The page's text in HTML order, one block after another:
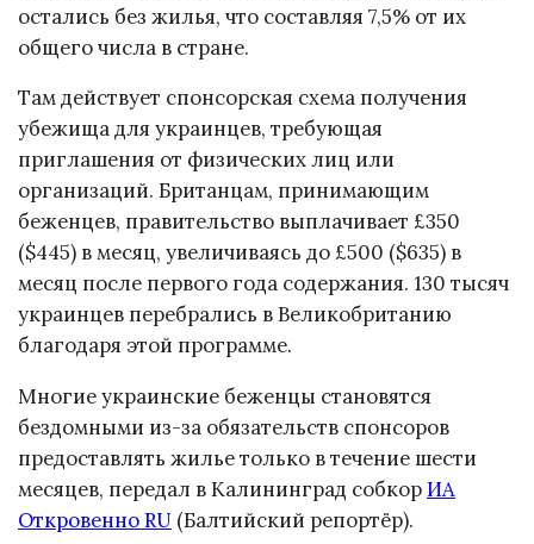
остались без жилья, что составляя 7,5% от их
общего числа в стране.
Там действует спонсорская схема получения
убежища для украинцев, требующая
приглашения от физических лиц или
организаций. Британцам, принимающим
беженцев, правительство выплачивает £350
($445) в месяц, увеличиваясь до £500 ($635) в
месяц после первого года содержания. 130 тысяч
украинцев перебрались в Великобританию
благодаря этой программе.
Многие украинские беженцы становятся
бездомными из-за обязательств спонсоров
предоставлять жилье только в течение шести
месяцев, передал в Калининград собкорИА
Откровенно RU (Балтийский репортёр).